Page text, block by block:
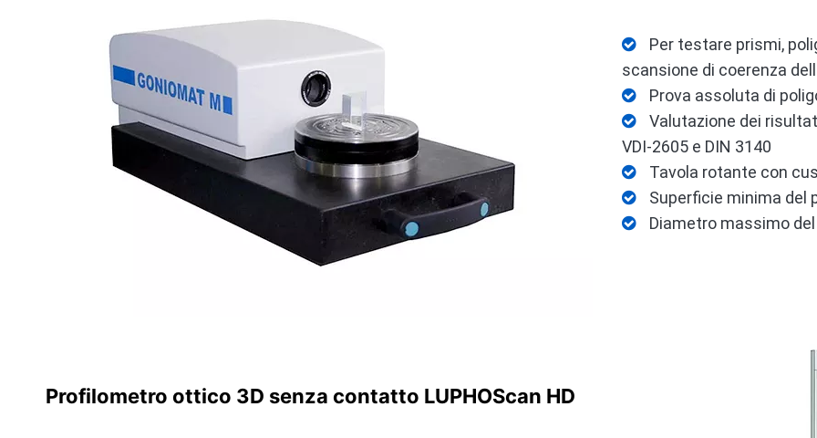
 Per testare prismi,
scansione di coerenza
 Prova assoluta di
 Valutazione dei
VDI-2605 e DIN 3140
 Tavola rotante con
 Superficie minima del
 Diametro massimo
Profilometro ottico 3D senza contatto LUPHOScan HD